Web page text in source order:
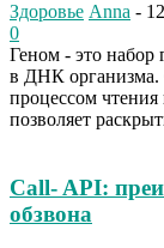
Здоровье Anna -
0
Геном - это набор
в ДНК организма.
процессом
позволяет
Call- API:
обзвона